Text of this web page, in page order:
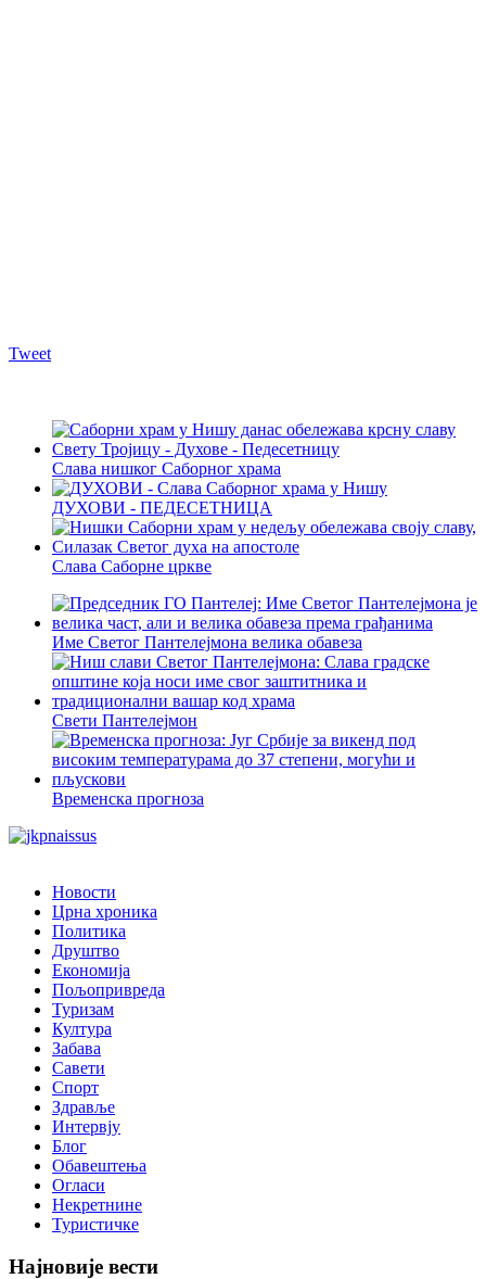
Tweet
Слава нишког Саборног храма
ДУХОВИ - ПЕДЕСЕТНИЦА
Слава Саборне цркве
Име Светог Пантелејмона велика обавеза
Свети Пантелејмон
Временска прогноза
Новости
Црна хроника
Политика
Друштво
Економија
Пољопривреда
Туризам
Култура
Забава
Савети
Спорт
Здравље
Интервју
Блог
Обавештења
Огласи
Некретнине
Туристичке
Најновије вести